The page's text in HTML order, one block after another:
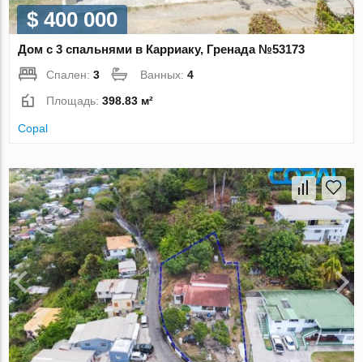
$ 400 000
Дом с 3 спальнями в Карриаку, Гренада №53173
Спален:3 Ванных:4
Площадь:398.83 м²
Copal